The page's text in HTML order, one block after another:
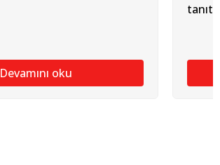
Devamını oku